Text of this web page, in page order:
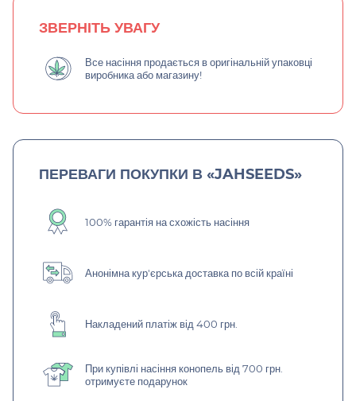
ЗВЕРНІТЬ УВАГУ
Все насіння продається в оригінальній упаковці
виробника або магазину!
ПЕРЕВАГИ ПОКУПКИ В «JAHSEEDS»
100% гарантія на схожість насіння
Анонімна кур'єрська доставка по всій країні
Накладений платіж від 400 грн.
При купівлі насіння конопель від 700 грн.
отримуєте подарунок